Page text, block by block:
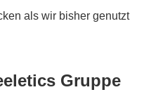
als wir bisher genutzt
Gruppe